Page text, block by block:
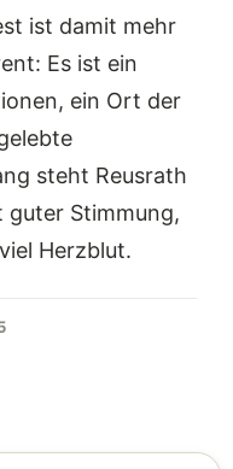
ist damit mehr
Es ist ein
ein Ort der
steht Reusrath
guter Stimmung,
Herzblut.